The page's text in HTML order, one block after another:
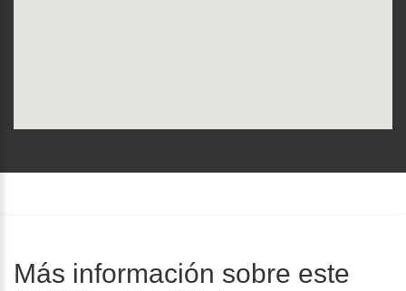
Más información sobre este